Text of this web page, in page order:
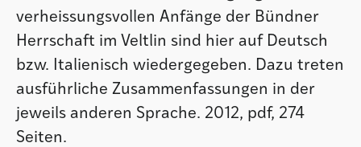
verheissungsvollen Anfänge der Bündner
Herrschaft im Veltlin sind hier auf Deutsch
bzw. Italienisch wiedergegeben. Dazu treten
ausführliche Zusammenfassungen in der
jeweils anderen Sprache. 2012, pdf, 274
Seiten.